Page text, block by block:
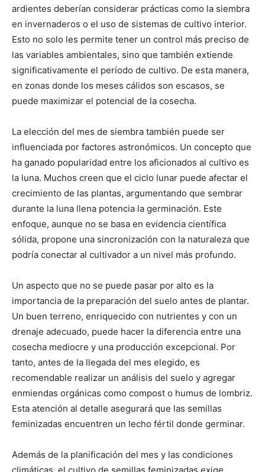
ardientes deberían considerar prácticas como la siembra
en invernaderos o el uso de sistemas de cultivo interior.
Esto no solo les permite tener un control más preciso de
las variables ambientales, sino que también extiende
significativamente el período de cultivo. De esta manera,
en zonas donde los meses cálidos son escasos, se
puede maximizar el potencial de la cosecha.
La elección del mes de siembra también puede ser
influenciada por factores astronómicos. Un concepto que
ha ganado popularidad entre los aficionados al cultivo es
la luna. Muchos creen que el ciclo lunar puede afectar el
crecimiento de las plantas, argumentando que sembrar
durante la luna llena potencia la germinación. Este
enfoque, aunque no se basa en evidencia científica
sólida, propone una sincronización con la naturaleza que
podría conectar al cultivador a un nivel más profundo.
Un aspecto que no se puede pasar por alto es la
importancia de la preparación del suelo antes de plantar.
Un buen terreno, enriquecido con nutrientes y con un
drenaje adecuado, puede hacer la diferencia entre una
cosecha mediocre y una producción excepcional. Por
tanto, antes de la llegada del mes elegido, es
recomendable realizar un análisis del suelo y agregar
enmiendas orgánicas como compost o humus de lombriz.
Esta atención al detalle asegurará que las semillas
feminizadas encuentren un lecho fértil donde germinar.
Además de la planificación del mes y las condiciones